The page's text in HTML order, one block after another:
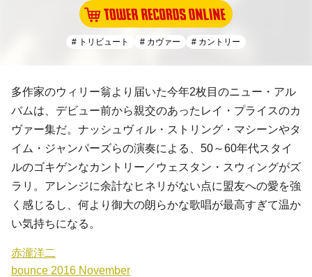
# トリビュート # カヴァー # カントリー
多作家のウィリー翁より届いた今年2枚目のニュー・アル
バムは、デビュー前から親交のあった レイ・プライスのカ
ヴァー集だ。 ナッシュヴィル・ストリング・マシーンやタ
イム・ジャンパーズらの演奏による、50～60年代スタイ
ルのゴキゲンなカントリー／ウェスタン・スウィングがズ
ラリ。アレンジに余計なヒネリがない点に盟友への愛を強
く感じるし、何より御大の朗らかな歌唱が最高すぎて温か
い気持ちになる。
赤瀧洋二
bounce 2016 November